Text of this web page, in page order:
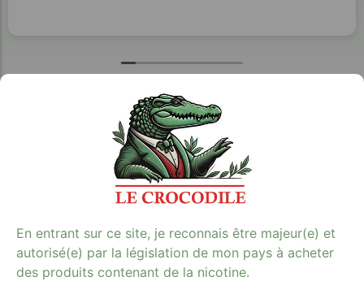
42 RUE DE LA RANQUETTE 30900 NIMES
En entrant sur ce site, je reconnais être majeur(e) et
autorisé(e) par la législation de mon pays à acheter
des produits contenant de la nicotine.